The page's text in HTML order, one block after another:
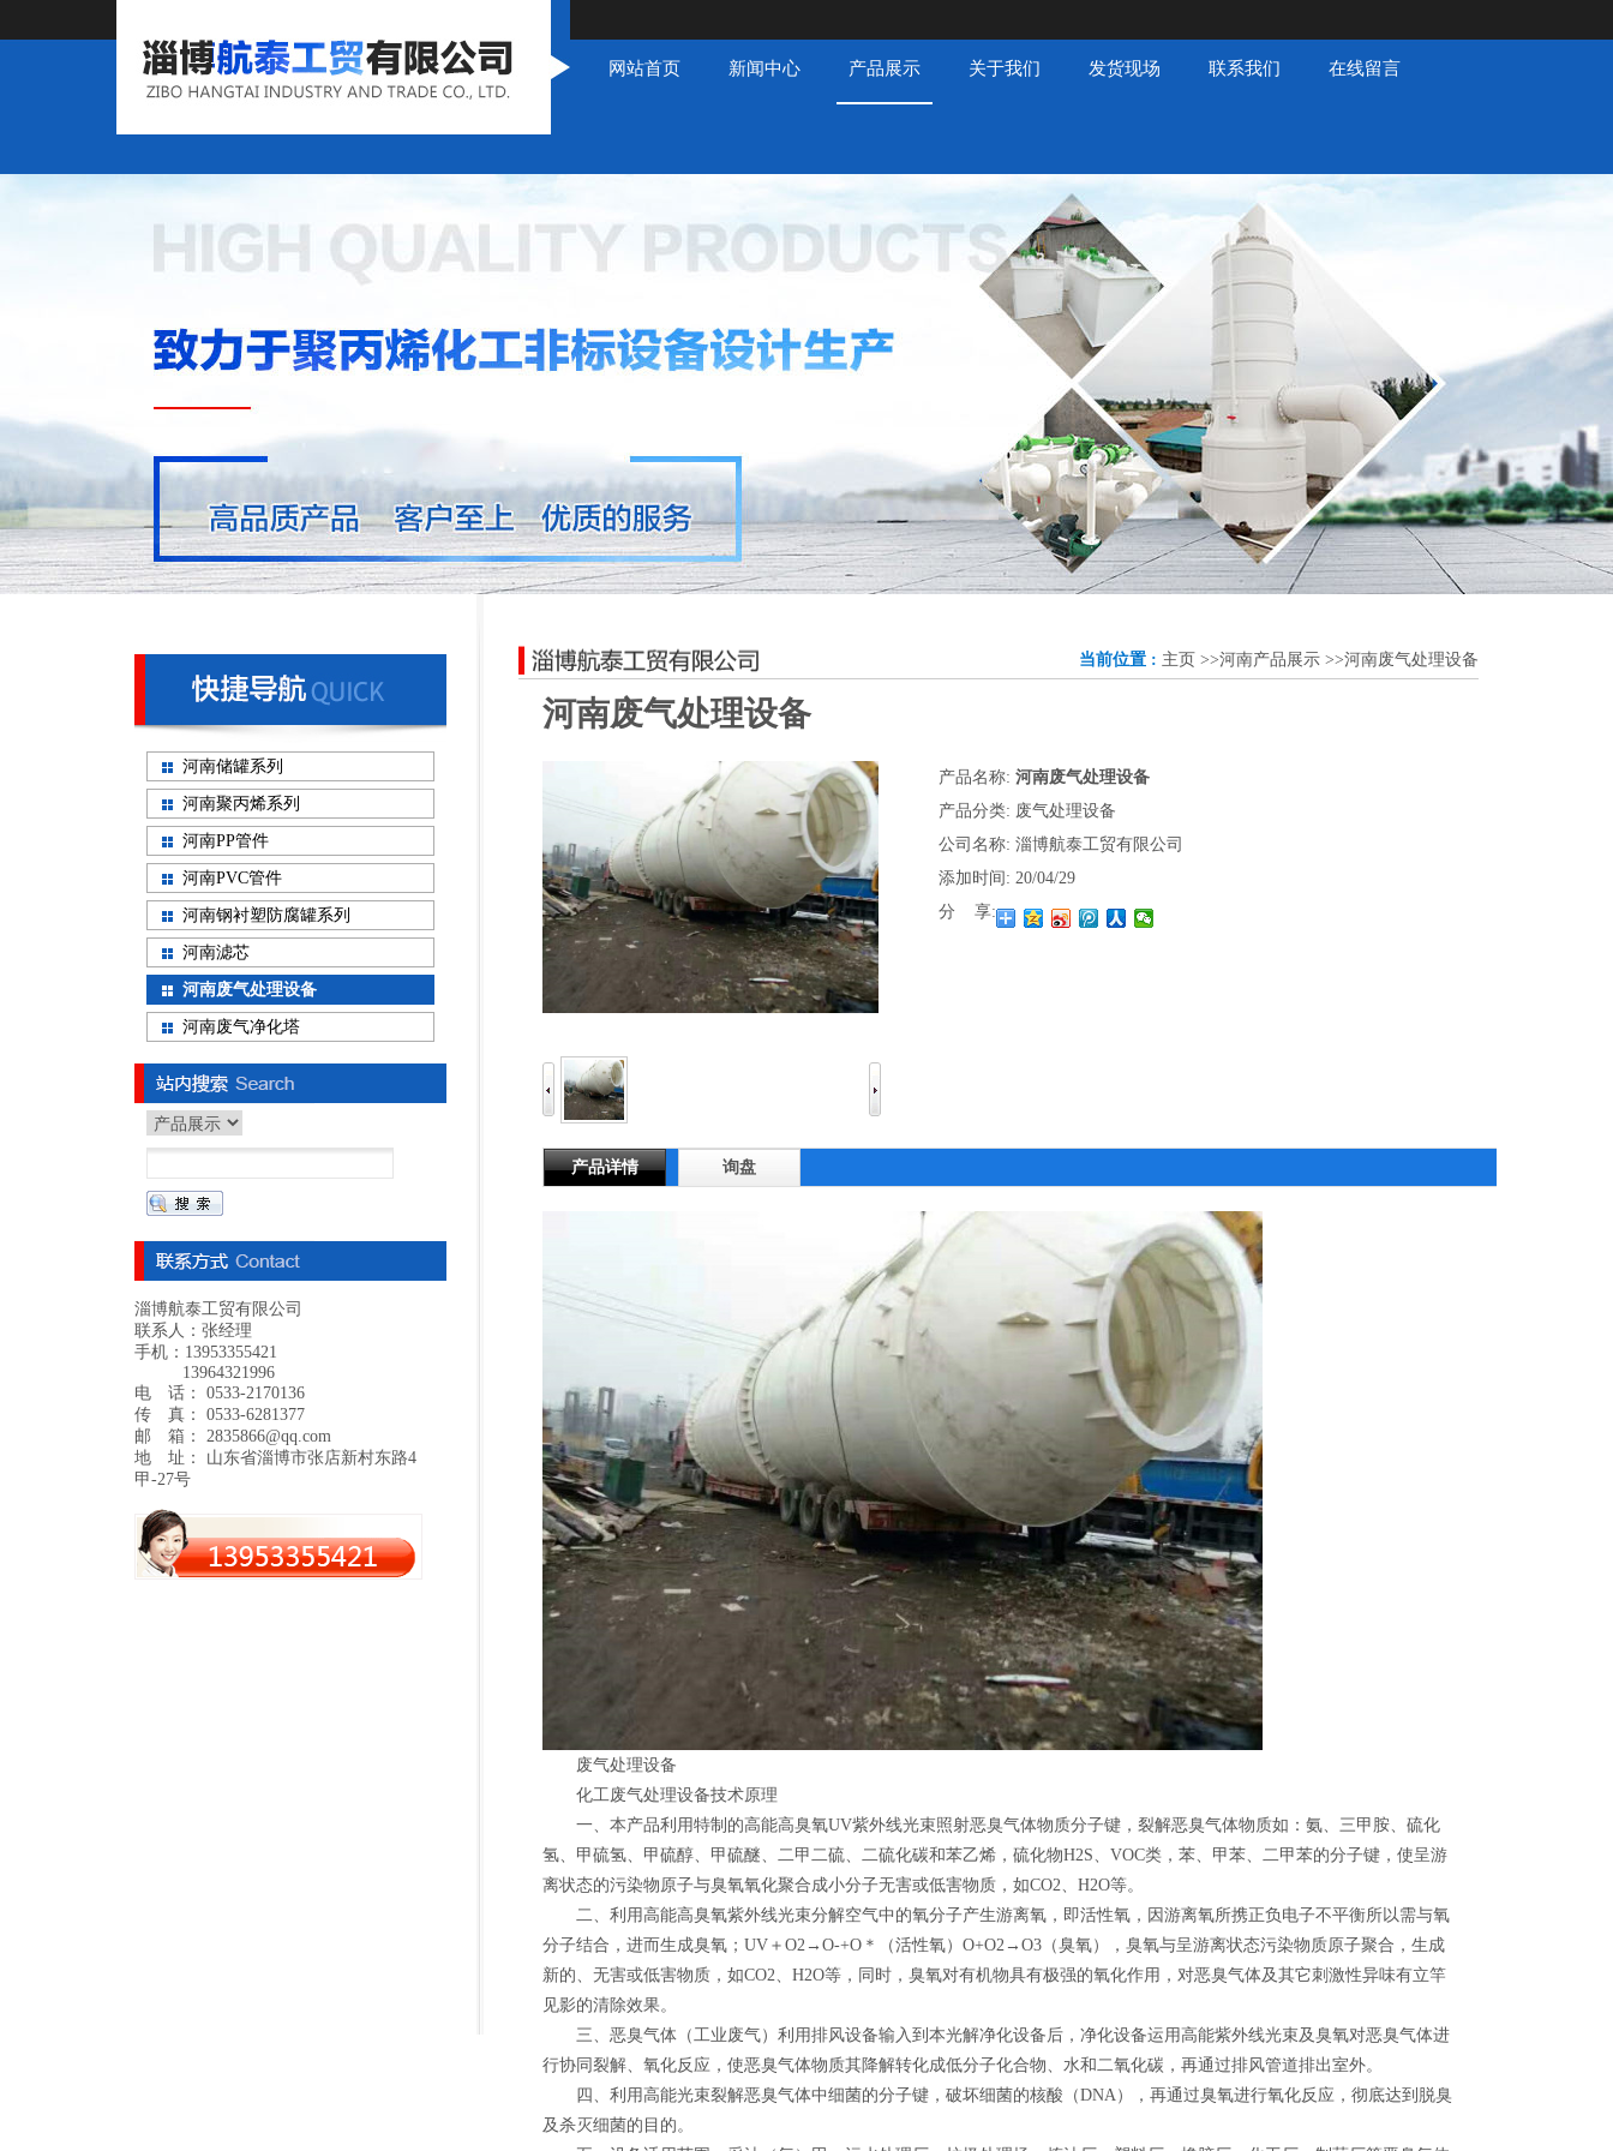
网站首页 新闻中心 产品展示 关于我们 发货现场 联系我们 在线留言
当前位置 : 主页 >>河南产品展示 >>河南废气处理设备
河南废气处理设备
产品名称: 河南废气处理设备
产品分类: 废气处理设备
公司名称: 淄博航泰工贸有限公司
添加时间: 20/04/29
分 享:
产品详情 询盘
废气处理设备
化工废气处理设备技术原理
一、本产品利用特制的高能高臭氧UV紫外线光束照射恶臭气体物质分子键，裂解恶臭气体物质如：氨、三甲胺、硫化
氢、甲硫氢、甲硫醇、甲硫醚、二甲二硫、二硫化碳和苯乙烯，硫化物H2S、VOC类，苯、甲苯、二甲苯的分子键，使呈游
离状态的污染物原子与臭氧氧化聚合成小分子无害或低害物质，如CO2、H2O等。
二、利用高能高臭氧紫外线光束分解空气中的氧分子产生游离氧，即活性氧，因游离氧所携正负电子不平衡所以需与氧
分子结合，进而生成臭氧；UV＋O2→O-+O＊（活性氧）O+O2→O3（臭氧），臭氧与呈游离状态污染物质原子聚合，生成
新的、无害或低害物质，如CO2、H2O等，同时，臭氧对有机物具有极强的氧化作用，对恶臭气体及其它刺激性异味有立竿
见影的清除效果。
三、恶臭气体（工业废气）利用排风设备输入到本光解净化设备后，净化设备运用高能紫外线光束及臭氧对恶臭气体进
行协同裂解、氧化反应，使恶臭气体物质其降解转化成低分子化合物、水和二氧化碳，再通过排风管道排出室外。
四、利用高能光束裂解恶臭气体中细菌的分子键，破坏细菌的核酸（DNA），再通过臭氧进行氧化反应，彻底达到脱臭
及杀灭细菌的目的。
河南储罐系列
河南聚丙烯系列
河南PP管件
河南PVC管件
河南钢衬塑防腐罐系列
河南滤芯
河南废气处理设备
河南废气净化塔
淄博航泰工贸有限公司
联系人：张经理
手机：13953355421
13964321996
电 话： 0533-2170136
传 真： 0533-6281377
邮 箱： 2835866@qq.com
地 址： 山东省淄博市张店新村东路4
甲-27号